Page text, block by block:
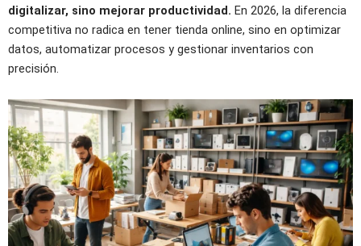
digitalizar, sino mejorar productividad. En 2026, la diferencia
competitiva no radica en tener tienda online, sino en optimizar
datos, automatizar procesos y gestionar inventarios con
precisión.